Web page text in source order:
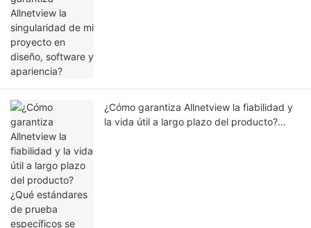
¿Cómo garantiza Allnetview la fiabilidad y
la vida útil a largo plazo del producto?